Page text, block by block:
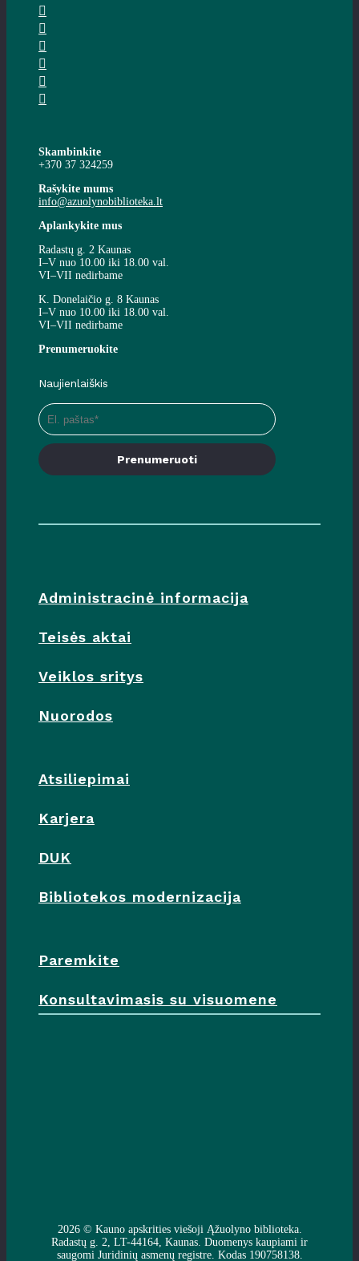
Skambinkite
+370 37 324259
Rašykite mums
info@azuolynobiblioteka.lt
Aplankykite mus
Radastų g. 2 Kaunas
I–V nuo 10.00 iki 18.00 val.
VI–VII nedirbame
K. Donelaičio g. 8 Kaunas
I–V nuo 10.00 iki 18.00 val.
VI–VII nedirbame
Prenumeruokite
Naujienlaiškis
Prenumeruoti
Administracinė informacija
Teisės aktai
Veiklos sritys
Nuorodos
Atsiliepimai
Karjera
DUK
Bibliotekos modernizacija
Paremkite
Konsultavimasis su visuomene
2026 © Kauno apskrities viešoji Ąžuolyno biblioteka.
Radastų g. 2, LT-44164, Kaunas. Duomenys kaupiami ir
saugomi Juridinių asmenų registre. Kodas 190758138.